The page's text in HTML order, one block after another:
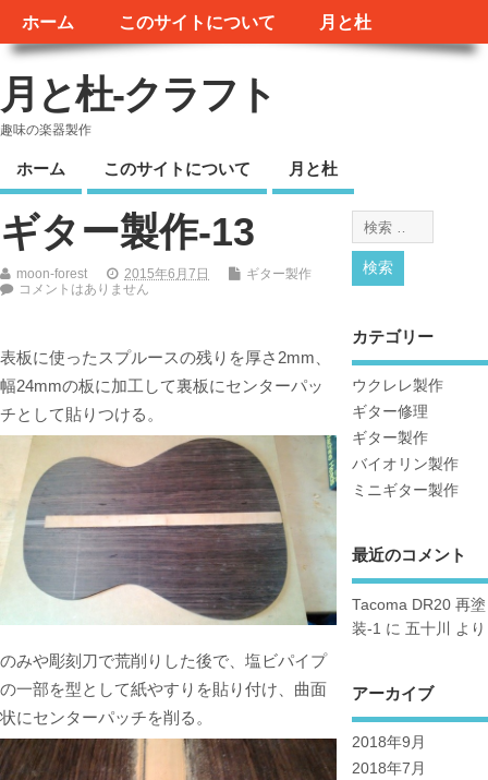
ホーム このサイトについて 月と杜
月と杜-クラフト
趣味の楽器製作
ホーム このサイトについて 月と杜
ギター製作-13
moon-forest 2015年6月7日
ギター製作
コメントはありません
表板に使ったスプルースの残りを厚さ2mm、
幅24mmの板に加工して裏板にセンターパッ
チとして貼りつける。
のみや彫刻刀で荒削りした後で、塩ビパイプ
の一部を型として紙やすりを貼り付け、曲面
状にセンターパッチを削る。
カテゴリー
ウクレレ製作
ギター修理
ギター製作
バイオリン製作
ミニギター製作
最近のコメント
Tacoma DR20 再塗
装-1 に 五十川 より
アーカイブ
2018年9月
2018年7月